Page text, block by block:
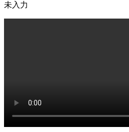
未入力